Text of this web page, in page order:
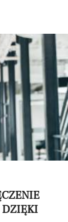
DZIĘKI